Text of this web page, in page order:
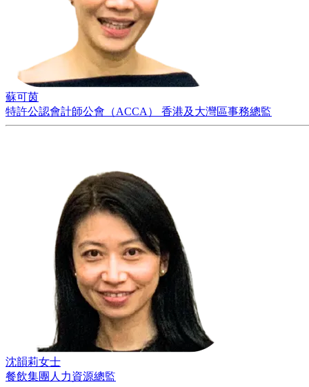
蘇可茵
特許公認會計師公會（ACCA） 香港及大灣區事務總監
沈韻莉女士
餐飲集團人力資源總監